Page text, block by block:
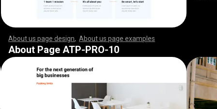
About us page design ,About us page examples
,,,,,,,,,,,,,,,,,,,,,,,, ,,,,,,,,,,,,,,,,,,,,,,,,,,,
,,,,,,,,,,,,,,,,,,,,,,,, ,,,,,,,,,,,,,,,,,,,,,,,,,,,
,,,,,,,,,,,,,,,,,,,,,,,, ,,,,,,,,,,,,,,,,,,,,,,,,,,,
,,,,,,,,,,,,,,,,,,,,,,,, ,,,,,,,,,,,,,,,,,,,,,,,,,,,
,,,,,,,,,,,,,,,,,,,,,,,, ,,,,,,,,,,,,,,,,,,,,,,,,,,,
,,,,,,,,,,,,,,,,,,,,,,,, ,,,,,,,,,,,,,,,,,,,,,,,,,,,
,,,,,,,,,,,,,,,,,,,,,,,, ,,,,,,,,,,,,,,,,,,,,,,,,,,,
,,,,,,,,,,,,,,,,,,,,,,,, ,,,,,,,,,,,,,,,,,,,,,,,,,,,
,,
About Page ATP-PRO-10